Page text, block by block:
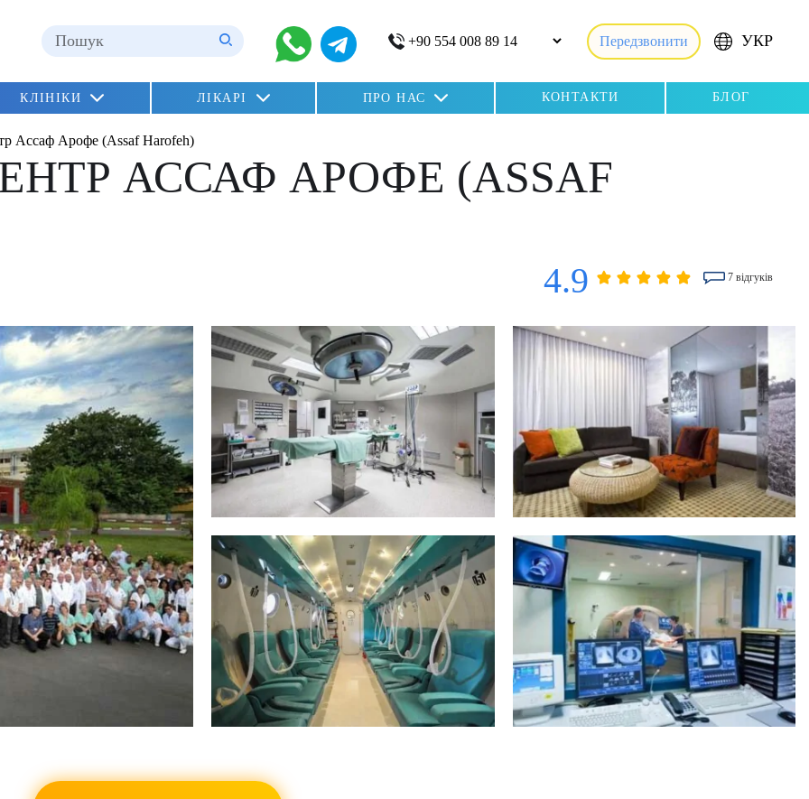
Передзвонити УКР
КЛІНІКИ ЛІКАРІ ПРО НАС КОНТАКТИ БЛОГ
Ассаф Арофе (Assaf Harofeh)
АССАФ АРОФЕ (ASSAF
4.9 7 відгуків
ПОКАЗАТИ ВСІ ФОТО ПОКАЗАТИ ВСІ ФОТО